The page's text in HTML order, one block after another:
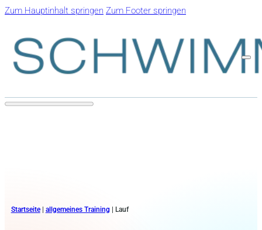
Zum Hauptinhalt springen Zum Footer springen
Startseite| allgemeines Training Lauf